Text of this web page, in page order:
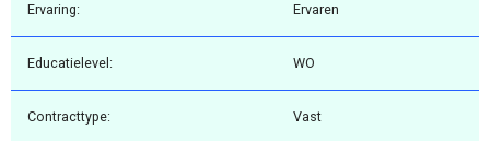
Ervaring: Ervaren
Educatielevel: WO
Contracttype: Vast